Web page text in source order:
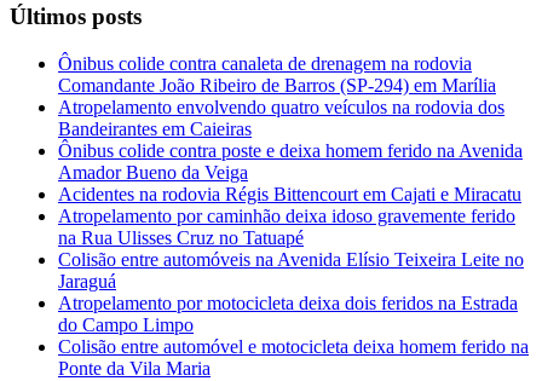
Últimos posts
Ônibus colide contra canaleta de drenagem na rodovia
Comandante João Ribeiro de Barros (SP-294) em Marília
Atropelamento envolvendo quatro veículos na rodovia dos
Bandeirantes em Caieiras
Ônibus colide contra poste e deixa homem ferido na Avenida
Amador Bueno da Veiga
Acidentes na rodovia Régis Bittencourt em Cajati e Miracatu
Atropelamento por caminhão deixa idoso gravemente ferido
na Rua Ulisses Cruz no Tatuapé
Colisão entre automóveis na Avenida Elísio Teixeira Leite no
Jaraguá
Atropelamento por motocicleta deixa dois feridos na Estrada
do Campo Limpo
Colisão entre automóvel e motocicleta deixa homem ferido na
Ponte da Vila Maria